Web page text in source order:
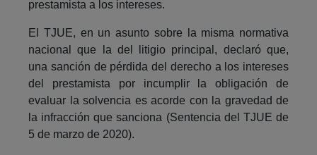
prestamista a los intereses.
El TJUE, en un asunto sobre la misma normativa
nacional que la del litigio principal, declaró que,
una sanción de pérdida del derecho a los intereses
del prestamista por incumplir la obligación de
evaluar la solvencia es acorde con la gravedad de
la infracción que sanciona (Sentencia del TJUE de
5 de marzo de 2020).